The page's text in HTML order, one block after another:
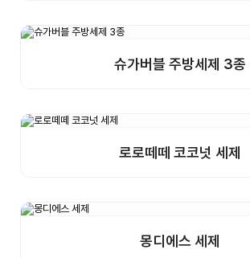
슈가버블 주방세제 3종
상세보기 샘플구매
로로떼떼 코코넛 세제
상세보기 샘플구매
몽디에스 세제
상세보기 샘플구매